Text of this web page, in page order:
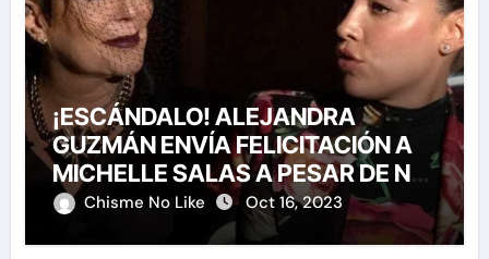
¡ESCÁNDALO! ALEJANDRA
GUZMÁN ENVÍA FELICITACIÓN A
MICHELLE SALAS A PESAR DE NO
HABERLA INVITADO A SU BODA
Chisme No Like Oct 16, 2023